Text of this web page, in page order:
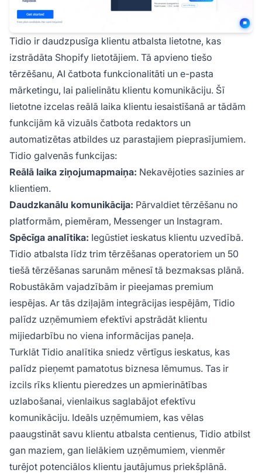
Tidio ir daudzpusīga klientu atbalsta lietotne, kas
izstrādāta Shopify lietotājiem. Tā apvieno tiešo
tērzēšanu, AI čatbota funkcionalitāti un e-pasta
mārketingu, lai palielinātu klientu komunikāciju. Šī
lietotne izcelas reālā laika klientu iesaistīšanā ar tādām
funkcijām kā vizuāls čatbota redaktors un
automatizētas atbildes uz parastajiem pieprasījumiem.
Tidio galvenās funkcijas:
Reālā laika ziņojumapmaiņa: Nekavējoties sazinies ar
klientiem.
Daudzkanālu komunikācija: Pārvaldiet tērzēšanu no
platformām, piemēram, Messenger un Instagram.
Spēcīga analītika: Iegūstiet ieskatus klientu uzvedībā.
Tidio atbalsta līdz trim tērzēšanas operatoriem un 50
tiešā tērzēšanas sarunām mēnesī tā bezmaksas plānā.
Robustākām vajadzībām ir pieejamas premium
iespējas. Ar tās dziļajām integrācijas iespējām, Tidio
palīdz uzņēmumiem efektīvi apstrādāt klientu
mijiedarbību no viena informācijas paneļa.
Turklāt Tidio analītika sniedz vērtīgus ieskatus, kas
palīdz pieņemt pamatotus biznesa lēmumus. Tas ir
izcils rīks klientu pieredzes un apmierinātības
uzlabošanai, vienlaikus saglabājot efektīvu
komunikāciju. Ideāls uzņēmumiem, kas vēlas
paaugstināt savu klientu atbalsta centienus, Tidio atbilst
gan maziem, gan lielākiem uzņēmumiem, vienmēr
turējot potenciālos klientu jautājumus priekšplānā.